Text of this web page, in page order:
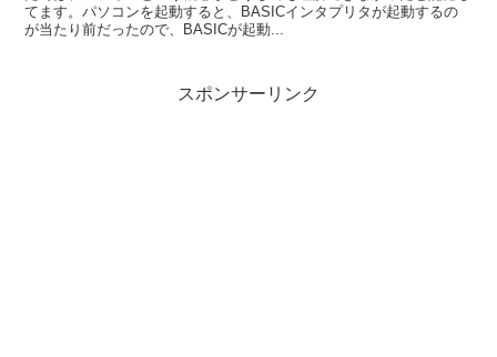
てます。パソコンを起動すると、BASICインタプリタが起動するの
が当たり前だったので、BASICが起動...
スポンサーリンク